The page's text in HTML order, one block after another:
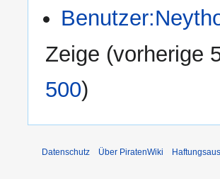
Zeige (vorherige
500)
Datenschutz Über PiratenWiki